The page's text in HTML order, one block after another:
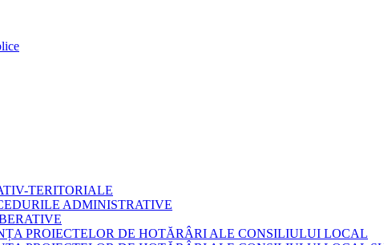
TERITORIALE
ADMINISTRATIVE
PROIECTELOR DE HOTĂRÂRI ALE CONSILIULUI LOCAL